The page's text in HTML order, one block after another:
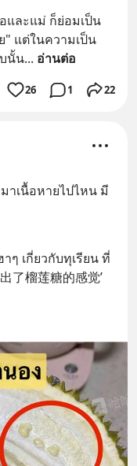
และแม่ ก็ย่อมเป็น
แต่ในความเป็น
นั้น... อ่านต่อ
26 1 22
าเนื้อหายไปไหน มี
ๆ เกี่ยวกับทุเรียน ที่
了榴莲糖的感觉’